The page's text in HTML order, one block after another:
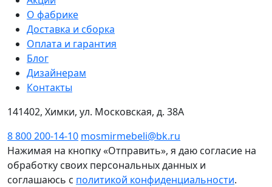
О фабрике
Доставка и сборка
Оплата и гарантия
Блог
Дизайнерам
Контакты
141402, Химки, ул. Московская, д. 38А
8 800 200-14-10 mosmirmebeli@bk.ru
Нажимая на кнопку «Отправить», я даю согласие на
обработку своих персональных данных и
соглашаюсь с политикой конфиденциальности.